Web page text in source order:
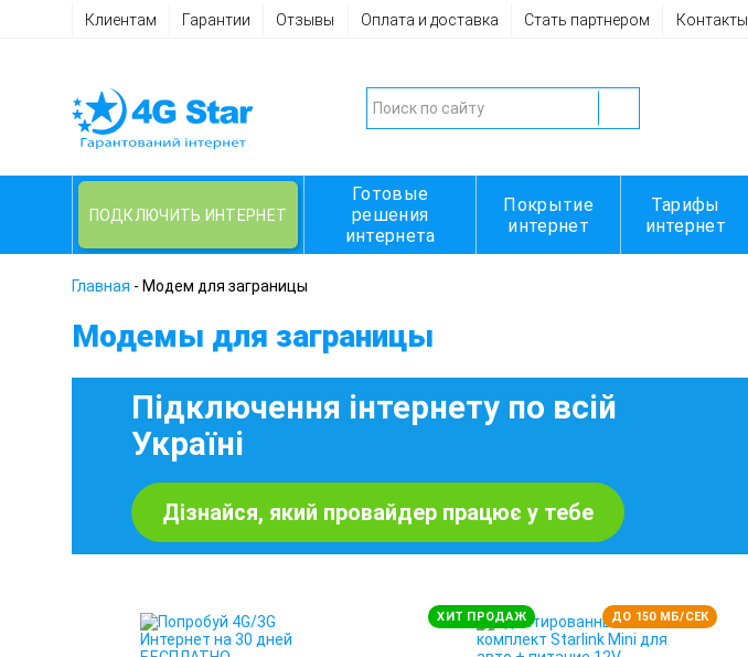
Клиентам Гарантии Отзывы Оплата и доставка Стать партнером Контакты
ПОДКЛЮЧИТЬ ИНТЕРНЕТ
Готовые
решения
интернета
Покрытие
интернет
Тарифы
интернет
Главная - Модем для заграницы
Модемы для заграницы
Підключення інтернету по всій
Україні
Дізнайся, який провайдер працює у тебе
ХИТ ПРОДАЖ ДО 150 МБ/СЕК